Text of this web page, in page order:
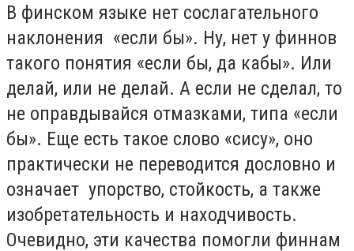
В финском языке нет сослагательного
наклонения «если бы». Ну, нет у финнов
такого понятия «если бы, да кабы». Или
делай, или не делай. А если не сделал, то
не оправдывайся отмазками, типа «если
бы». Еще есть такое слово «сису», оно
практически не переводится дословно и
означает упорство, стойкость, а также
изобретательность и находчивость.
Очевидно, эти качества помогли финнам